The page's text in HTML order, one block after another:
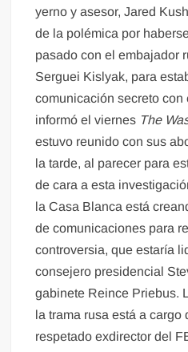
yerno y asesor, Jared
de la polémica por
pasado con el embajador
Serguei Kislyak, para
comunicación secreto
informó el viernes The
estuvo reunido con sus
la tarde, al parecer para
de cara a esta
la Casa Blanca está
de comunicaciones para
controversia, que estaría
consejero presidencial
gabinete Reince Priebus.
la trama rusa está a cargo
respetado exdirector del